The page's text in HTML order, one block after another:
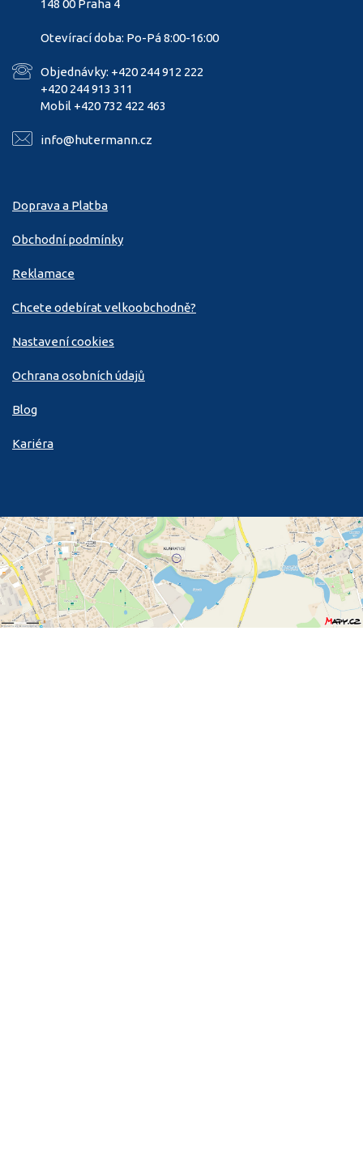
148 00 Praha 4
Otevírací doba: Po-Pá 8:00-16:00
Objednávky: +420 244 912 222
+420 244 913 311
Mobil +420 732 422 463
info@hutermann.cz
Doprava a Platba
Obchodní podmínky
Reklamace
Chcete odebírat velkoobchodně?
Nastavení cookies
Ochrana osobních údajů
Blog
Kariéra